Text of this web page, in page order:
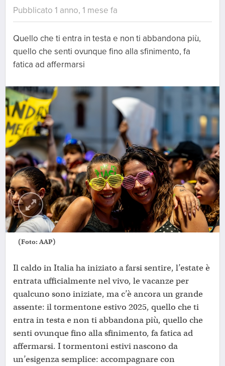
Pubblicato 1 anno, 1 mese fa
Quello che ti entra in testa e non ti abbandona più,
quello che senti ovunque fino alla sfinimento, fa
fatica ad affermarsi
(Foto: AAP)
Il caldo in Italia ha iniziato a farsi sentire, l’estate è
entrata ufficialmente nel vivo, le vacanze per
qualcuno sono iniziate, ma c’è ancora un grande
assente: il tormentone estivo 2025, quello che ti
entra in testa e non ti abbandona più, quello che
senti ovunque fino alla sfinimento, fa fatica ad
affermarsi. I tormentoni estivi nascono da
un’esigenza semplice: accompagnare con